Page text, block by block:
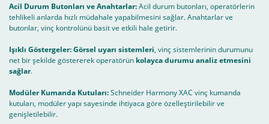
Acil Durum Butonları ve Anahtarlar:Acil durum butonları, operatörlerin
tehlikeli anlarda hızlı müdahale yapabilmesini sağlar. Anahtarlar ve
butonlar, vinç kontrolünü basit ve etkili hale getirir.
Işıklı Göstergeler:Görsel uyarı sistemleri, vinç sistemlerinin durumunu
net bir şekilde göstererek operatörün kolayca durumu analiz etmesini
sağlar.
Modüler Kumanda Kutuları:Schneider Harmony XAC vinç kumanda
kutuları, modüler yapı sayesinde ihtiyaca göre özelleştirilebilir ve
genişletilebilir.